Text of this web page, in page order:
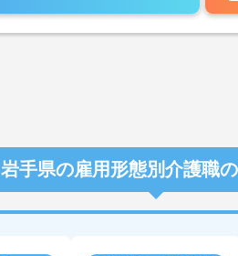
岩手県の雇用形態別介護職